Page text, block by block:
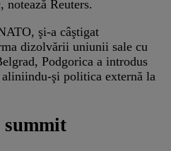
Reuters.
şi-a câştigat
dizolvării uniunii sale cu
Podgorica a introdus
şi politica externă la